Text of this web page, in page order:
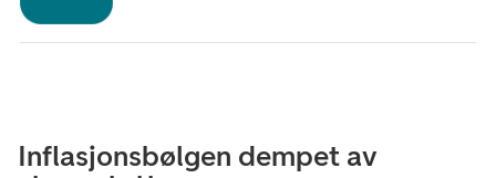
Inflasjonsbølgen dempet av